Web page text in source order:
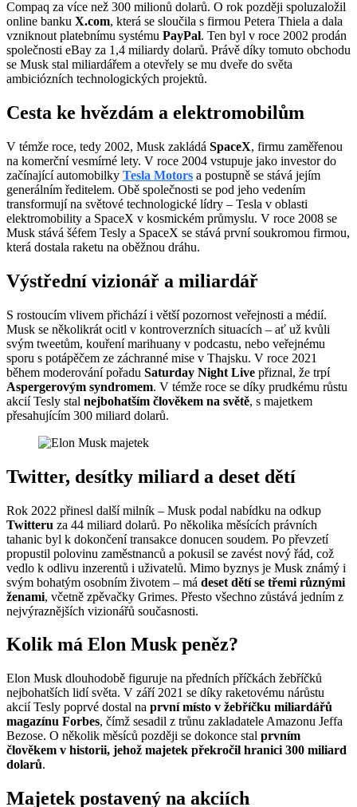
Compaq za více než 300 milionů dolarů. O rok později spoluzaložil
online banku X.com, která se sloučila s firmou Petera Thiela a dala
vzniknout platebnímu systému PayPal. Ten byl v roce 2002 prodán
společnosti eBay za 1,4 miliardy dolarů. Právě díky tomuto obchodu
se Musk stal miliardářem a otevřely se mu dveře do světa
ambiciózních technologických projektů.
Cesta ke hvězdám a elektromobilům
V témže roce, tedy 2002, Musk zakládá SpaceX, firmu zaměřenou
na komerční vesmírné lety. V roce 2004 vstupuje jako investor do
začínající automobilky Tesla Motors a postupně se stává jejím
generálním ředitelem. Obě společnosti se pod jeho vedením
transformují na světové technologické lídry – Tesla v oblasti
elektromobility a SpaceX v kosmickém průmyslu. V roce 2008 se
Musk stává šéfem Tesly a SpaceX se stává první soukromou firmou,
která dostala raketu na oběžnou dráhu.
Výstřední vizionář a miliardář
S rostoucím vlivem přichází i větší pozornost veřejnosti a médií.
Musk se několikrát ocitl v kontroverzních situacích – ať už kvůli
svým tweetům, kouření marihuany v podcastu, nebo veřejnému
sporu s potápěčem ze záchranné mise v Thajsku. V roce 2021
během moderování pořadu Saturday Night Live přiznal, že trpí
Aspergerovým syndromem. V témže roce se díky prudkému růstu
akcií Tesly stal nejbohatším člověkem na světě, s majetkem
přesahujícím 300 miliard dolarů.
Twitter, desítky miliard a deset dětí
Rok 2022 přinesl další milník – Musk podal nabídku na odkup
Twitteru za 44 miliard dolarů. Po několika měsících právních
tahanic byl k dokončení transakce donucen soudem. Po převzetí
propustil polovinu zaměstnanců a pokusil se zavést nový řád, což
vedlo k odlivu inzerentů i uživatelů. Mimo byznys je Musk známý i
svým bohatým osobním životem – má deset dětí se třemi různými
ženami, včetně zpěvačky Grimes. Přesto všechno zůstává jedním z
nejvýraznějších vizionářů současnosti.
Kolik má Elon Musk peněz?
Elon Musk dlouhodobě figuruje na předních příčkách žebříčků
nejbohatších lidí světa. V září 2021 se díky raketovému nárůstu
akcií Tesly poprvé dostal na první místo v žebříčku miliardářů
magazínu Forbes, čímž sesadil z trůnu zakladatele Amazonu Jeffa
Bezose. O několik měsíců později se dokonce stal prvním
člověkem v historii, jehož majetek překročil hranici 300 miliard
dolarů.
Majetek postavený na akciích